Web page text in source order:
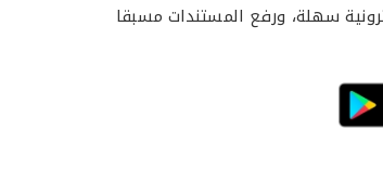
سهلة، ورفع المستندات مسبقا